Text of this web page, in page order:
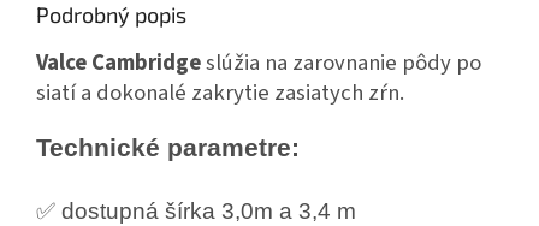
Podrobný popis
Valce Cambridgeslúžia na zarovnanie pôdy po
siatí a dokonalé zakrytie zasiatych zŕn.
Technické parametre:
✅ dostupná šírka 3,0m a 3,4 m